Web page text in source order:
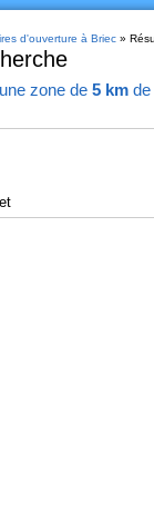
d'ouverture à Briec»
zone de 5 kmde